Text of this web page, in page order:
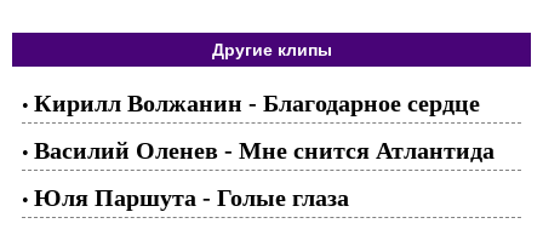
Другие клипы
• Кирилл Волжанин - Благодарное сердце
• Василий Оленев - Мне снится Атлантида
• Юля Паршута - Голые глаза